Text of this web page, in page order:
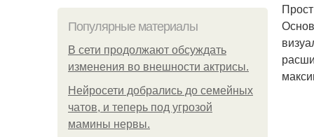
Популярные материалы
В сети продолжают обсуждать
изменения во внешности актрисы.
Нейросети добрались до семейных
чатов, и теперь под угрозой
мамины нервы.